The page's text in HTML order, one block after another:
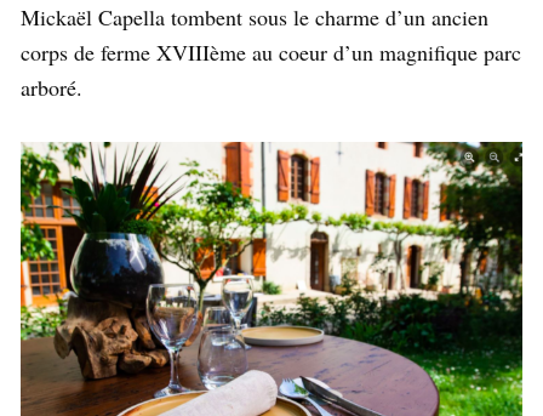
Mickaël Capella tombent sous le charme d’un ancien
corps de ferme XVIIIème au coeur d’un magnifique parc
arboré.